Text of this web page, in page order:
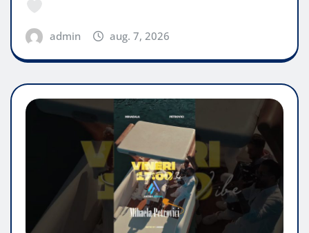
admin aug. 7, 2026